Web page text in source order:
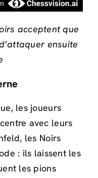
acceptent que
ensuite
les joueurs
avec leurs
les Noirs
: ils laissent les
les pions